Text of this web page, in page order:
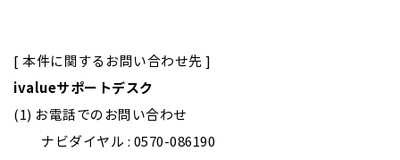
[ 本件に関するお問い合わせ先 ]
ivalueサポートデスク
(1) お電話でのお問い合わせ
ナビダイヤル : 0570-086190